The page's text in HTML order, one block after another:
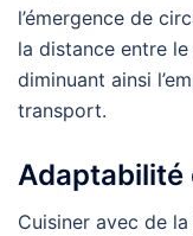
l’émergence de
la distance entre
diminuant ainsi
transport.
Adaptabilité
Cuisiner avec de